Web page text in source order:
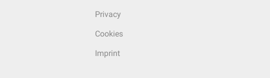
Privacy
Cookies
Imprint